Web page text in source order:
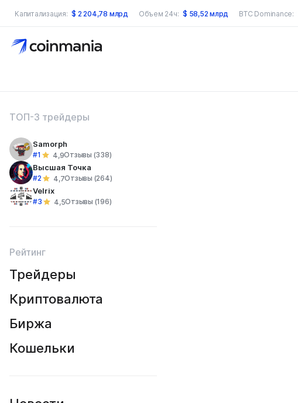
Капитализация: $ 2 204,78 млрд Объем 24ч: $ 58,52 млрд BTC Dominance:
по сайту
ТОП-3 трейдеры
Samorph
#1 4,9Отзывы (338)
Высшая Точка
#2 4,7Отзывы (264)
Velrix
#3 4,5Отзывы (196)
Рейтинг
Трейдеры
Криптовалюта
Биржа
Кошельки